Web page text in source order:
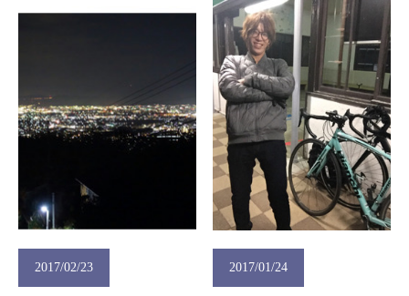
2017/02/23 2017/01/24